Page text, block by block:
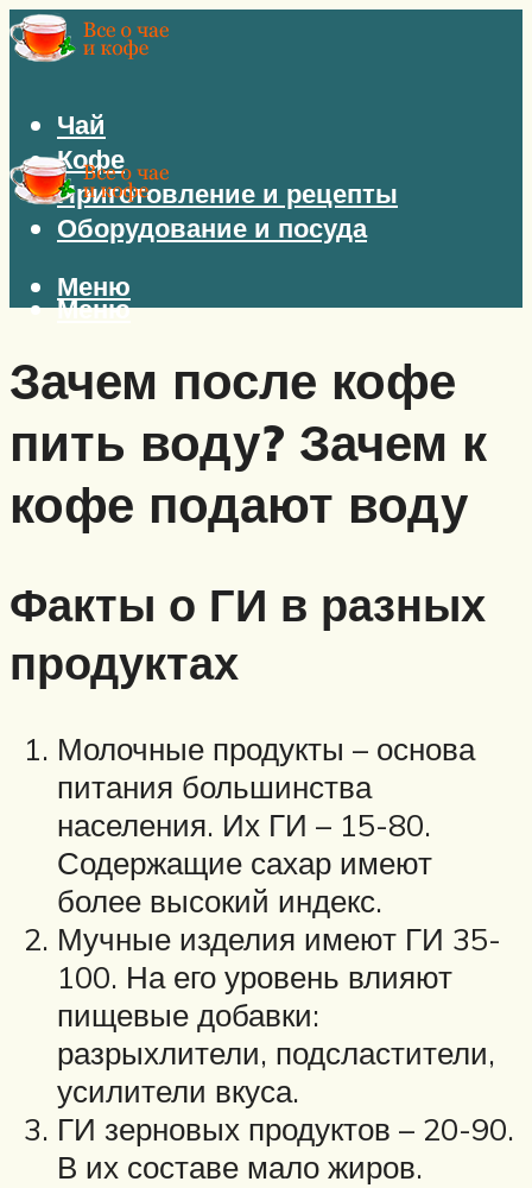
Чай
Кофе
Приготовление и рецепты
Оборудование и посуда
Меню
Меню
Зачем после кофе
пить воду? Зачем к
кофе подают воду
Факты о ГИ в разных
продуктах
Молочные продукты – основа
питания большинства
населения. Их ГИ – 15-80.
Содержащие сахар имеют
более высокий индекс.
Мучные изделия имеют ГИ 35-
100. На его уровень влияют
пищевые добавки:
разрыхлители, подсластители,
усилители вкуса.
ГИ зерновых продуктов – 20-90.
В их составе мало жиров.